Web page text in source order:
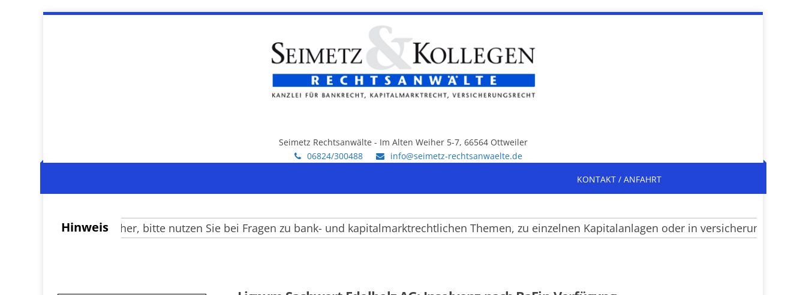
Seimetz Rechtsanwälte - Im Alten Weiher 5-7, 66564 Ottweiler
06824/300488
info@seimetz-rechtsanwaelte.de
KONTAKT / ANFAHRT
Hinweis
Verehrte Besucher, bitte nutzen Sie bei Fragen zu bank- und kapitalmarktrechtlichen Themen, zu einzelnen Kapitalanlagen oder in